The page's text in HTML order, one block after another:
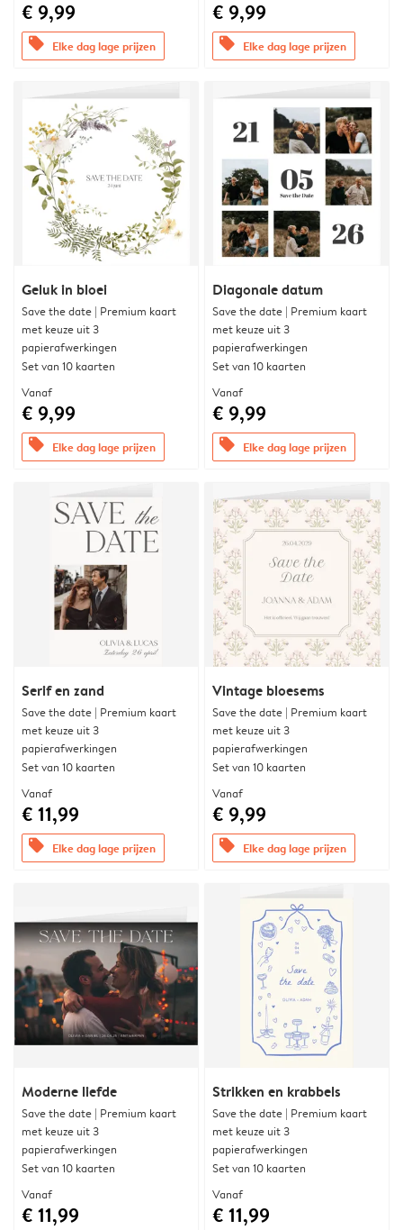
€ 9,99
offers Elke dag lage prijzen
€ 9,99
offers Elke dag lage prijzen
Geluk in bloei
Save the date | Premium kaart
met keuze uit 3
papierafwerkingen
Set van 10 kaarten
Vanaf
€ 9,99
offers Elke dag lage prijzen
Diagonale datum
Save the date | Premium kaart
met keuze uit 3
papierafwerkingen
Set van 10 kaarten
Vanaf
€ 9,99
offers Elke dag lage prijzen
Serif en zand
Save the date | Premium kaart
met keuze uit 3
papierafwerkingen
Set van 10 kaarten
Vanaf
€ 11,99
offers Elke dag lage prijzen
Vintage bloesems
Save the date | Premium kaart
met keuze uit 3
papierafwerkingen
Set van 10 kaarten
Vanaf
€ 9,99
offers Elke dag lage prijzen
Moderne liefde
Save the date | Premium kaart
met keuze uit 3
papierafwerkingen
Set van 10 kaarten
Vanaf
€ 11,99
Strikken en krabbels
Save the date | Premium kaart
met keuze uit 3
papierafwerkingen
Set van 10 kaarten
Vanaf
€ 11,99